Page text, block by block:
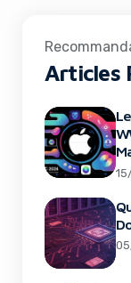
Articles